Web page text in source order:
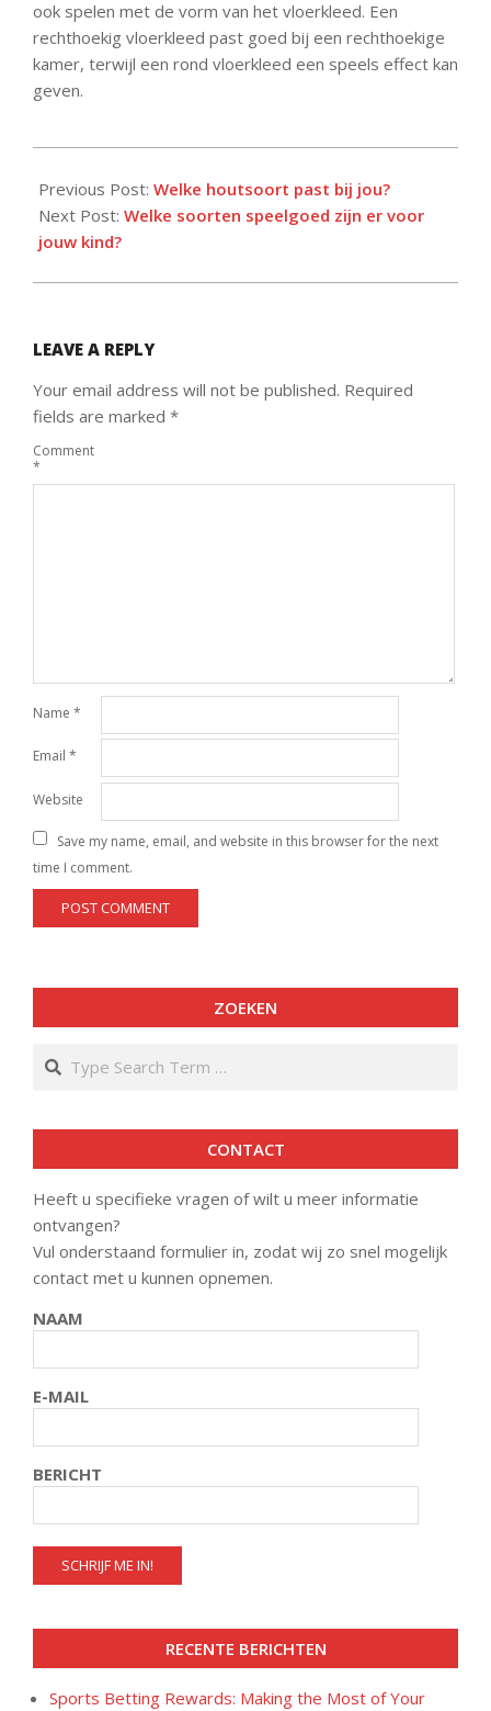
ook spelen met de vorm van het vloerkleed. Een
rechthoekig vloerkleed past goed bij een rechthoekige
kamer, terwijl een rond vloerkleed een speels effect kan
geven.
03-
11
Previous Post: Welke houtsoort past bij jou?
Next Post: Welke soorten speelgoed zijn er voor
jouw kind?
LEAVE A REPLY
Your email address will not be published. Required
fields are marked *
Comment
*
Name *
Email *
Website
Save my name, email, and website in this browser for the next
time I comment.
ZOEKEN
Search
CONTACT
Heeft u specifieke vragen of wilt u meer informatie
ontvangen?
Vul onderstaand formulier in, zodat wij zo snel mogelijk
contact met u kunnen opnemen.
NAAM
E-MAIL
BERICHT
RECENTE BERICHTEN
Sports Betting Rewards: Making the Most of Your